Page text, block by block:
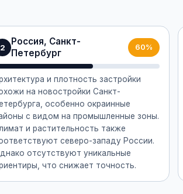
2
Россия, Санкт-
Петербург
60%
и плотность застройки
на новостройки Санкт-
особенно окраинные
с видом на промышленные зоны.
и растительность также
северо-западу России.
отсутствуют уникальные
что снижает точность.